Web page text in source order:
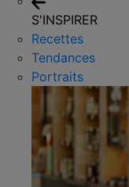
S'INSPIRER
Recettes
Tendances
Portraits